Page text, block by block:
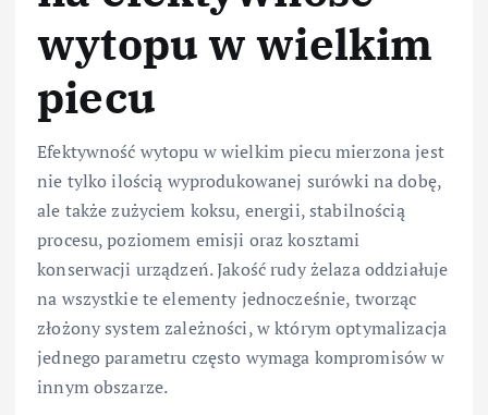
wytopu w wielkim
piecu
Efektywność wytopu w wielkim piecu mierzona jest
nie tylko ilością wyprodukowanej surówki na dobę,
ale także zużyciem koksu, energii, stabilnością
procesu, poziomem emisji oraz kosztami
konserwacji urządzeń. Jakość rudy żelaza oddziałuje
na wszystkie te elementy jednocześnie, tworząc
złożony system zależności, w którym optymalizacja
jednego parametru często wymaga kompromisów w
innym obszarze.